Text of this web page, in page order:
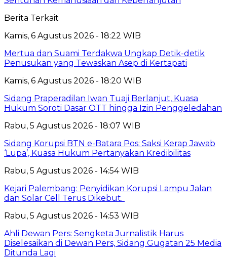
Berita Terkait
Kamis, 6 Agustus 2026 - 18:22 WIB
Mertua dan Suami Terdakwa Ungkap Detik-detik
Penusukan yang Tewaskan Asep di Kertapati
Kamis, 6 Agustus 2026 - 18:20 WIB
Sidang Praperadilan Iwan Tuaji Berlanjut, Kuasa
Hukum Soroti Dasar OTT hingga Izin Penggeledahan
Rabu, 5 Agustus 2026 - 18:07 WIB
Sidang Korupsi BTN e-Batara Pos: Saksi Kerap Jawab
‘Lupa’, Kuasa Hukum Pertanyakan Kredibilitas
Rabu, 5 Agustus 2026 - 14:54 WIB
Kejari Palembang: Penyidikan Korupsi Lampu Jalan
dan Solar Cell Terus Dikebut.
Rabu, 5 Agustus 2026 - 14:53 WIB
Ahli Dewan Pers: Sengketa Jurnalistik Harus
Diselesaikan di Dewan Pers, Sidang Gugatan 25 Media
Ditunda Lagi